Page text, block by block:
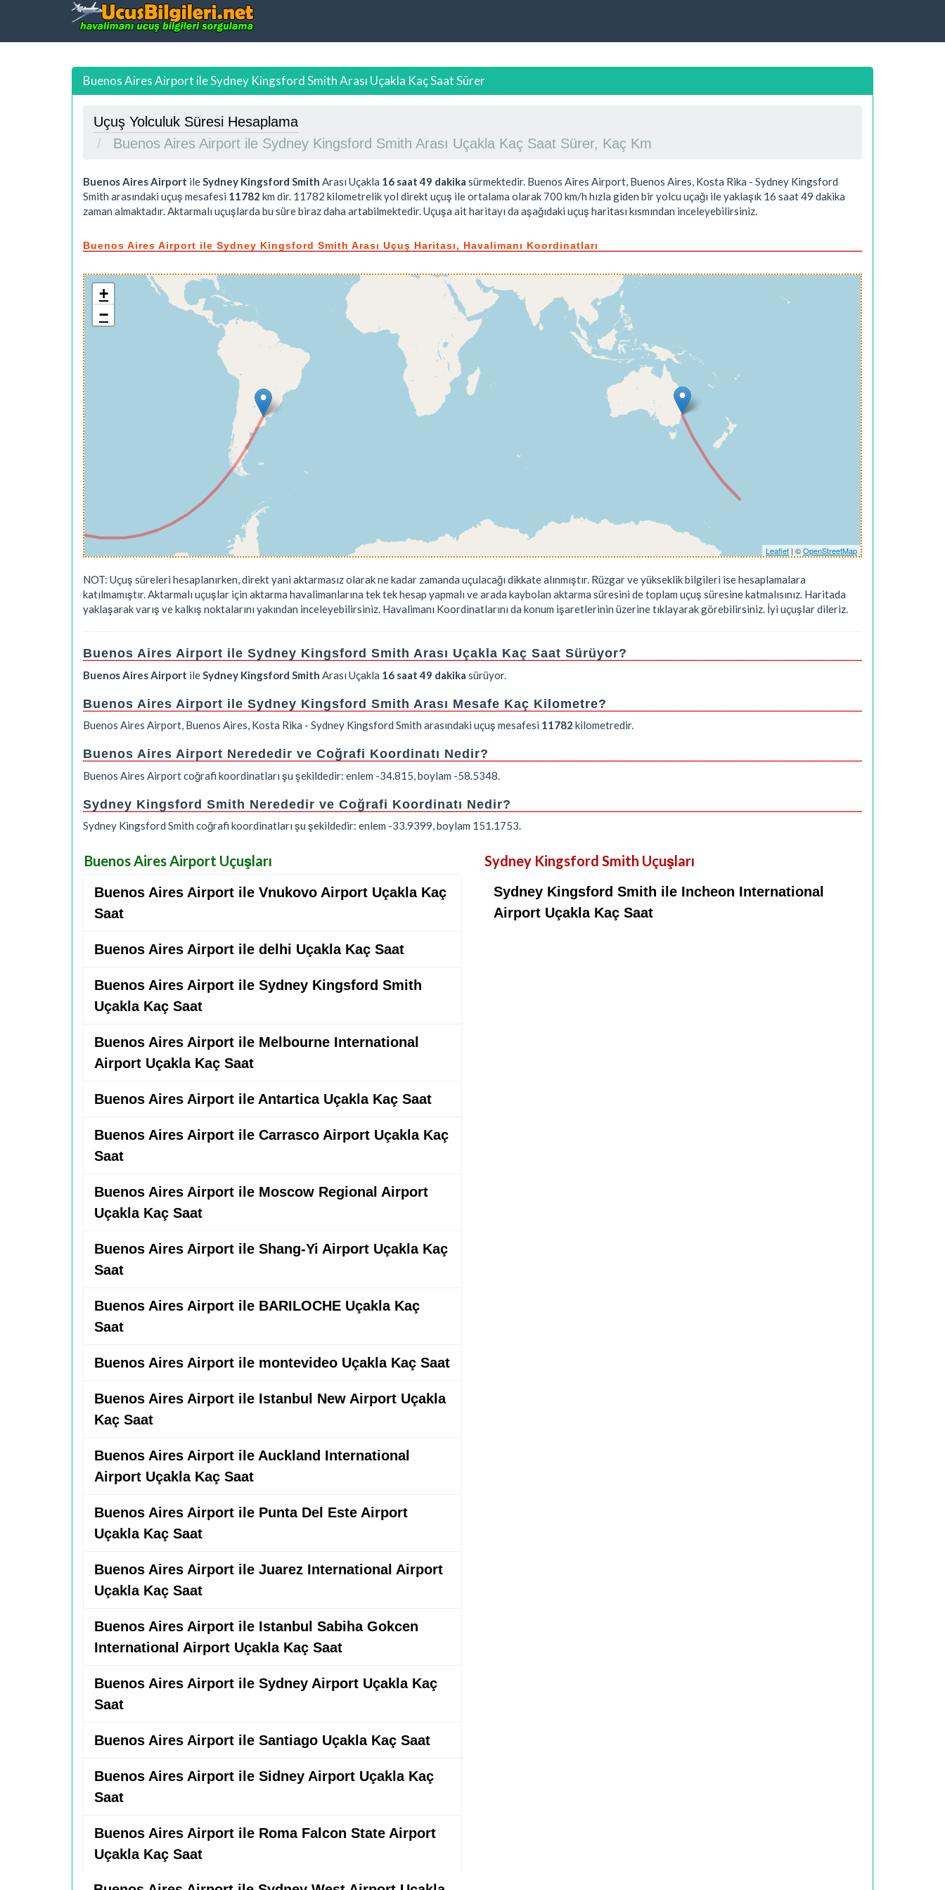
Buenos Aires Airport ile Sydney Kingsford Smith Arası Uçakla Kaç Saat Sürer
Uçuş Yolculuk Süresi Hesaplama
Buenos Aires Airport ile Sydney Kingsford Smith Arası Uçakla Kaç Saat Sürer, Kaç Km
Buenos Aires Airport ile Sydney Kingsford Smith Arası Uçakla 16 saat 49 dakika sürmektedir. Buenos Aires Airport, Buenos Aires, Kosta Rika - Sydney Kingsford
Smith arasındaki uçuş mesafesi 11782 km dir. 11782 kilometrelik yol direkt uçuş ile ortalama olarak 700 km/h hızla giden bir yolcu uçağı ile yaklaşık 16 saat 49 dakika
zaman almaktadır. Aktarmalı uçuşlarda bu süre biraz daha artabilmektedir. Uçuşa ait haritayı da aşağıdaki uçuş haritası kısmından inceleyebilirsiniz.
Buenos Aires Airport ile Sydney Kingsford Smith Arası Uçuş Haritası, Havalimanı Koordinatları
+
−
Leaflet | ©OpenStreetMap
NOT: Uçuş süreleri hesaplanırken, direkt yani aktarmasız olarak ne kadar zamanda uçulacağı dikkate alınmıştır. Rüzgar ve yükseklik bilgileri ise hesaplamalara
katılmamıştır. Aktarmalı uçuşlar için aktarma havalimanlarına tek tek hesap yapmalı ve arada kaybolan aktarma süresini de toplam uçuş süresine katmalısınız. Haritada
yaklaşarak varış ve kalkış noktalarını yakından inceleyebilirsiniz. Havalimanı Koordinatlarını da konum işaretlerinin üzerine tıklayarak görebilirsiniz. İyi uçuşlar dileriz.
Buenos Aires Airport ile Sydney Kingsford Smith Arası Uçakla Kaç Saat Sürüyor?
Buenos Aires Airport ile Sydney Kingsford Smith Arası Uçakla 16 saat 49 dakika sürüyor.
Buenos Aires Airport ile Sydney Kingsford Smith Arası Mesafe Kaç Kilometre?
Buenos Aires Airport, Buenos Aires, Kosta Rika - Sydney Kingsford Smith arasındaki uçuş mesafesi 11782 kilometredir.
Buenos Aires Airport Nerededir ve Coğrafi Koordinatı Nedir?
Buenos Aires Airport coğrafi koordinatları şu şekildedir: enlem -34.815, boylam -58.5348.
Sydney Kingsford Smith Nerededir ve Coğrafi Koordinatı Nedir?
Sydney Kingsford Smith coğrafi koordinatları şu şekildedir: enlem -33.9399, boylam 151.1753.
Buenos Aires Airport Uçuşları
Buenos Aires Airport ile Vnukovo Airport Uçakla Kaç
Saat
Buenos Aires Airport ile delhi Uçakla Kaç Saat
Buenos Aires Airport ile Sydney Kingsford Smith
Uçakla Kaç Saat
Buenos Aires Airport ile Melbourne International
Airport Uçakla Kaç Saat
Buenos Aires Airport ile Antartica Uçakla Kaç Saat
Buenos Aires Airport ile Carrasco Airport Uçakla Kaç
Saat
Buenos Aires Airport ile Moscow Regional Airport
Uçakla Kaç Saat
Buenos Aires Airport ile Shang-Yi Airport Uçakla Kaç
Saat
Buenos Aires Airport ile BARILOCHE Uçakla Kaç
Saat
Buenos Aires Airport ile montevideo Uçakla Kaç Saat
Buenos Aires Airport ile Istanbul New Airport Uçakla
Kaç Saat
Buenos Aires Airport ile Auckland International
Airport Uçakla Kaç Saat
Buenos Aires Airport ile Punta Del Este Airport
Uçakla Kaç Saat
Buenos Aires Airport ile Juarez International Airport
Uçakla Kaç Saat
Buenos Aires Airport ile Istanbul Sabiha Gokcen
International Airport Uçakla Kaç Saat
Buenos Aires Airport ile Sydney Airport Uçakla Kaç
Saat
Buenos Aires Airport ile Santiago Uçakla Kaç Saat
Buenos Aires Airport ile Sidney Airport Uçakla Kaç
Saat
Buenos Aires Airport ile Roma Falcon State Airport
Uçakla Kaç Saat
Sydney Kingsford Smith Uçuşları
Sydney Kingsford Smith ile Incheon International
Airport Uçakla Kaç Saat